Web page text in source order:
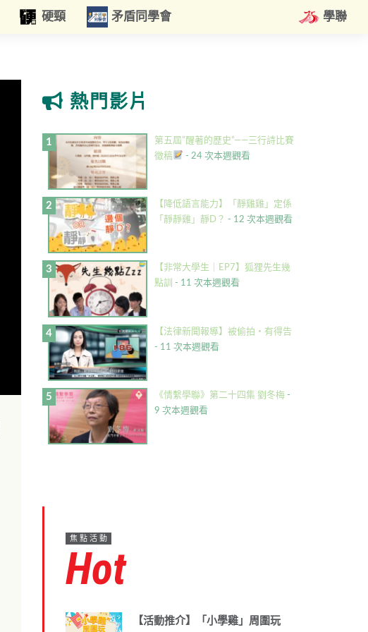
硬頸 矛盾同學會 學聯
熱門影片
第五屆”醒著的歷史”——三行詩比賽
徵稿
- 24 次本週觀看
【降低語言能力】「靜雞雞」定係
「靜靜雞」靜D？ - 12 次本週觀看
【非常大學生｜EP7】狐狸先生幾
點訓 - 11 次本週觀看
【法律新聞報導】被偷拍・有得告
- 11 次本週觀看
《情繫學聯》第二十四集 劉冬梅 -
9 次本週觀看
焦點活動
Hot
【活動推介】「小學雞」周圍玩